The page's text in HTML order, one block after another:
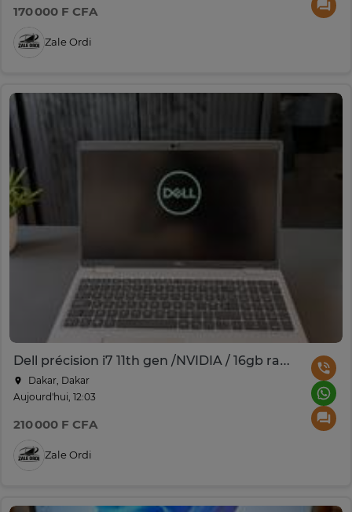
170 000 F CFA
Zale Ordi
Dell précision i7 11th gen /NVIDIA / 16gb ram/ 512gb
Dakar, Dakar
Aujourd'hui, 12:03
210 000 F CFA
Zale Ordi